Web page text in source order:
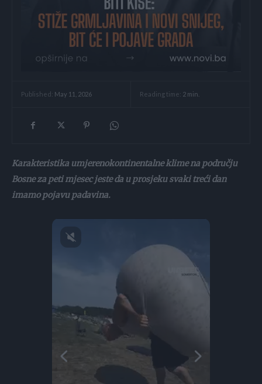
Published: May 11, 2026 Reading time: 2 min.
Karakteristika umjerenokontinentalne klime na području
Bosne za peti mjesec jeste da u prosjeku svaki treći dan
imamo pojavu padavina.